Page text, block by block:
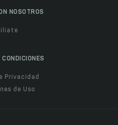
NOSOTROS
CONDICIONES
Privacidad
de Uso